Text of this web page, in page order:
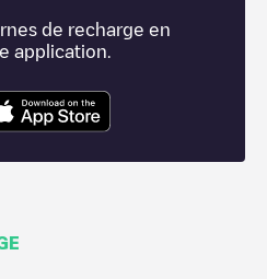
de recharge en
application.